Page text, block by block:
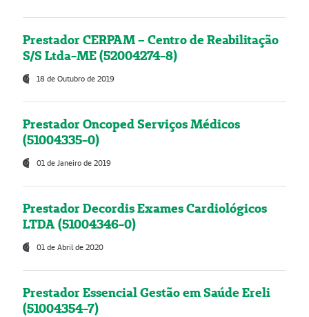
Prestador CERPAM – Centro de Reabilitação
S/S Ltda-ME (52004274-8)
18 de Outubro de 2019
Prestador Oncoped Serviços Médicos
(51004335-0)
01 de Janeiro de 2019
Prestador Decordis Exames Cardiológicos
LTDA (51004346-0)
01 de Abril de 2020
Prestador Essencial Gestão em Saúde Ereli
(51004354-7)